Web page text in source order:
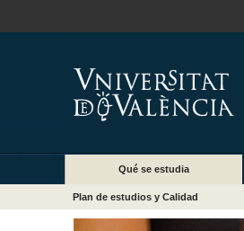
Qué se estudia
Plan de estudios y Calidad